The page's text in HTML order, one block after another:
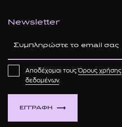
Newsletter
ΕΓΓΡΑΦΗ
Αποδέχομαι τουςΌρους χρήσης
δεδομένων.